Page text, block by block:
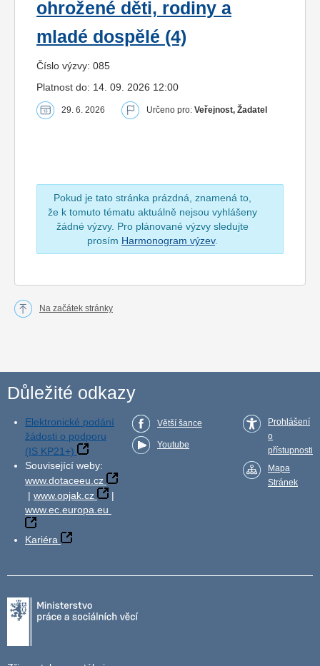
ohrožené děti, rodiny a
mladé dospělé (4)
Číslo výzvy: 085
Platnost do: 14. 09. 2026 12:00
29. 6. 2026 Určeno pro: Veřejnost, Žadatel
Pokud je tato stránka prázdná, znamená to,
že k tomuto tématu aktuálně nejsou vyhlášeny
žádné výzvy. Pro plánované výzvy sledujte
prosím Harmonogram výzev.
Na začátek stránky
Důležité odkazy
Elektronické podání
žádosti o podporu
(IS KP21+)
Související weby:
www.dotaceeu.cz
| www.opjak.cz
|
www.ec.europa.eu
Kariéra
Větší šance
Youtube
Prohlášení
o
přístupnosti
Mapa
Stránek